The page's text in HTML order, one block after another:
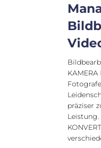
präziser
Leistung.